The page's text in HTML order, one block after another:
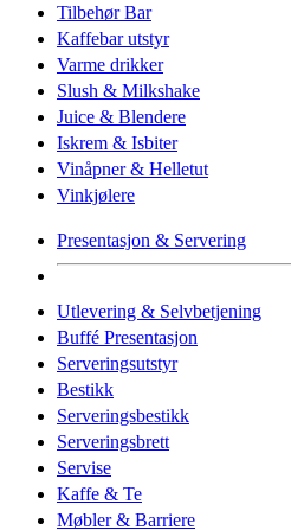
Tilbehør Bar
Kaffebar utstyr
Varme drikker
Slush & Milkshake
Juice & Blendere
Iskrem & Isbiter
Vinåpner & Helletut
Vinkjølere
Presentasjon & Servering
Utlevering & Selvbetjening
Buffé Presentasjon
Serveringsutstyr
Bestikk
Serveringsbestikk
Serveringsbrett
Servise
Kaffe & Te
Møbler & Barriere